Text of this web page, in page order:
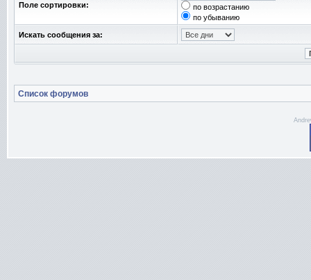
Поле сортировки:
по возрастанию
по убыванию
Искать сообщения за:
Список форумов